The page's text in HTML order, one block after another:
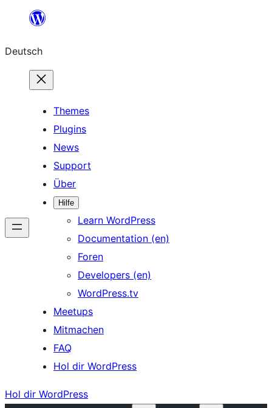
springen
Deutsch
Themes
Plugins
News
Support
Über
Hilfe
Learn WordPress
Documentation (en)
Foren
Developers (en)
WordPress.tv
Meetups
Mitmachen
FAQ
Hol dir WordPress
Hol dir WordPress